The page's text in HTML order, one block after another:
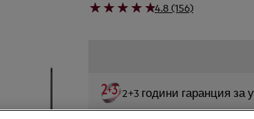
4.8 (156)
2+3 години гаранция за